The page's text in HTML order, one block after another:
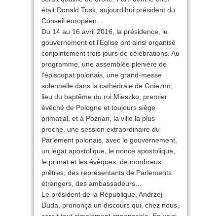
était Donald Tusk, aujourd’hui président du
Conseil européen…
Du 14 au 16 avril 2016, la présidence, le
gouvernement et l’Église ont ainsi organisé
conjointement trois jours de célébrations. Au
programme, une assemblée plénière de
l’épiscopat polonais, une grand-messe
solennelle dans la cathédrale de Gniezno,
lieu du baptême du roi Mieszko, premier
évêché de Pologne et toujours siège
primatial, et à Poznan, la ville la plus
proche, une session extraordinaire du
Parlement polonais, avec le gouvernement,
un légat apostolique, le nonce apostolique,
le primat et les évêques, de nombreux
prêtres, des représentants de Parlements
étrangers, des ambassadeurs…
Le président de la République, Andrzej
Duda, prononça un discours qui, chez nous,